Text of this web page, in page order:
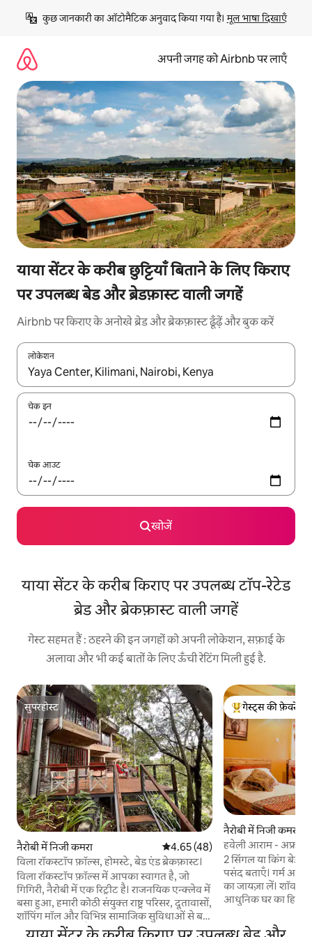
छोड़कर
कॉन्टेंट
कुछ जानकारी का ऑटोमैटिक अनुवाद किया गया है। मूल भाषा दिखाएँ
अपनी जगह को Airbnb पर लाएँ
याया सेंटर के करीब छुट्टियाँ बिताने के लिए किराए
पर उपलब्ध बेड और ब्रेडफ़ास्ट वाली जगहें
Airbnb पर किराए के अनोखे ब्रेड और ब्रेकफ़ास्ट ढूँढ़ें और बुक करें
लोकेशन
नतीजों के उपलब्ध होने पर, अप और डाउन 'ऐरो की' का इस्तेमाल करके नेविगेट
चेक इन
चेक आउट
खोजें
याया सेंटर के करीब किराए पर उपलब्ध टॉप-रेटेड
ब्रेड और ब्रेकफ़ास्ट वाली जगहें
गेस्ट सहमत हैं : ठहरने की इन जगहों को अपनी लोकेशन, सफ़ाई के
अलावा और भी कई बातों के लिए ऊँची रेटिंग मिली हुई है.
सुपरहोस्ट
सुपरहोस्ट
नैरोबी में निजी कमरा औसत रेटिंग 5 में से 4.65, 48 समीक्षाएँ
4.65 (48)
विला रॉकस्टॉप फ़ॉल्स, होमस्टे, बेड एंड ब्रेकफ़ास्ट।
विला रॉकस्टॉप फ़ॉल्स में आपका स्वागत है, जो
गिगिरी, नैरोबी में एक रिट्रीट है। राजनयिक एन्क्लेव में
बसा हुआ, हमारी कोठी संयुक्त राष्ट्र परिसर, दूतावासों,
शॉपिंग मॉल और विभिन्न सामाजिक सुविधाओं से बस
15 -20 मिनट की पैदल दूरी पर एक शांत वातावरण
गेस्ट्स का टॉप फ़ेवरेट
गेस्ट्स की फ़ेवरेट
नैरोबी में निजी कमरा
हवेली आराम - अफ्रीकी
2 सिंगल या किंग बेड
पसंद बताएँ। गर्म
का जायज़ा लें। शॉवर
आधुनिक घर का हिस्सा है। रोमांटिक छुट्टियाँ
लोगों के लिए ठहरने